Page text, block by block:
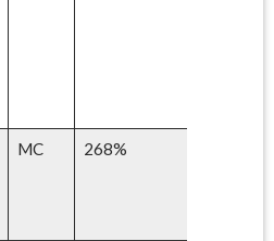
MC 268%